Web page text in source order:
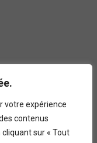
votre expérience
contenus
sur « Tout